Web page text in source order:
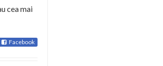
cea mai
Facebook